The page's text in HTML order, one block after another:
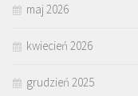
maj 2026
kwiecień 2026
grudzień 2025